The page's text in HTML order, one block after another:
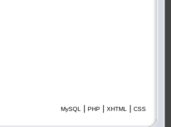
MySQL | PHP | XHTML | CSS